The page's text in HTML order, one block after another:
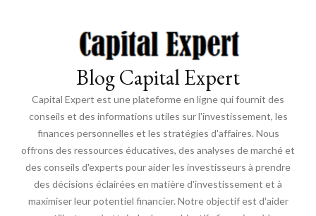
Blog Capital Expert
Capital Expert est une plateforme en ligne qui fournit des
conseils et des informations utiles sur l'investissement, les
finances personnelles et les stratégies d'affaires. Nous
offrons des ressources éducatives, des analyses de marché et
des conseils d'experts pour aider les investisseurs à prendre
des décisions éclairées en matière d'investissement et à
maximiser leur potentiel financier. Notre objectif est d'aider